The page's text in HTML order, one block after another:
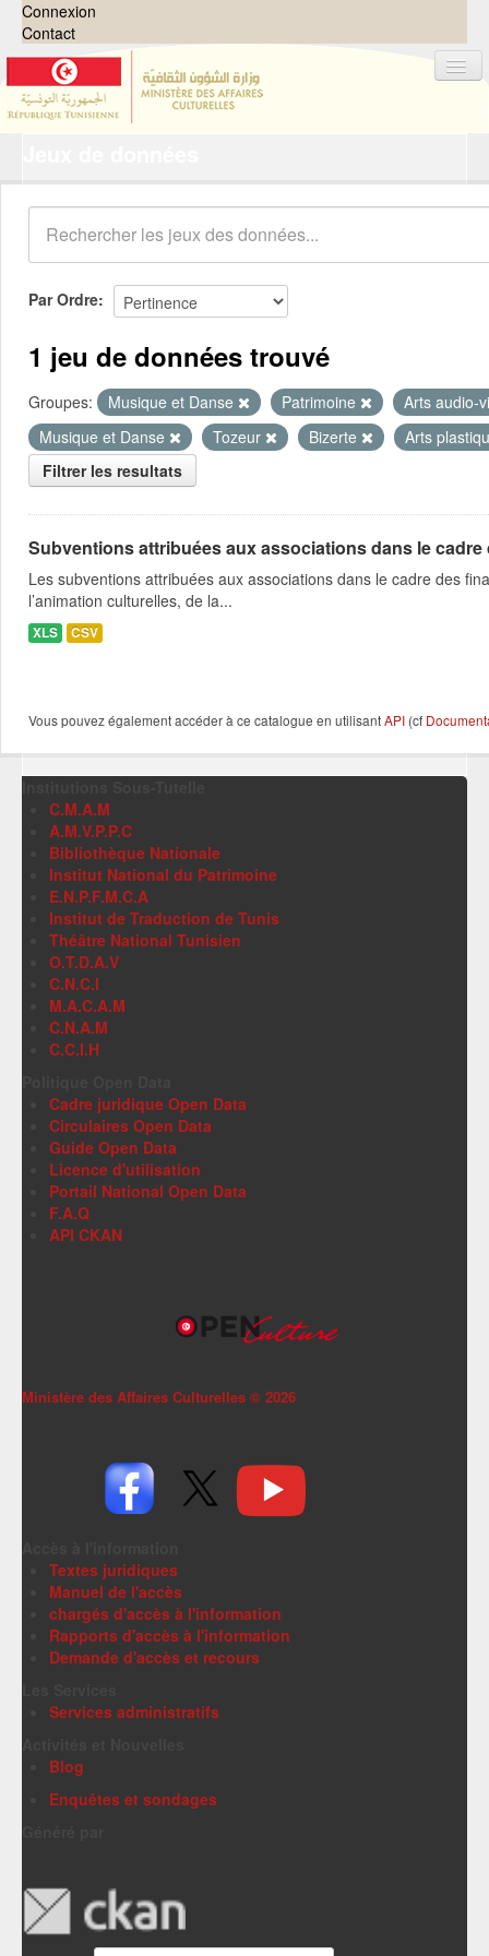
Connexion
Contact
Organisations
Groupes
Demandes 0
À propos
Par Ordre
1 jeu de données trouvé
Groupes: Musique et Danse Patrimoine
Arts audio-
Musique et Danse
Tozeur Bizerte
Arts
Filtrer les resultats
Subventions attribuées aux associations dans le
Les subventions attribuées aux associations dans le cadre des
l’animation culturelles, de la...
XLS CSV
Vous pouvez également accéder à ce catalogue en utilisantAPI (cf
C.M.A.M
A.M.V.P.P.C
Bibliothèque Nationale
Institut National du Patrimoine
E.N.P.F.M.C.A
Institut de Traduction de Tunis
Théâtre National Tunisien
O.T.D.A.V
C.N.C.I
M.A.C.A.M
C.N.A.M
C.C.I.H
Cadre juridique Open Data
Circulaires Open Data
Guide Open Data
Licence d'utilisation
Portail National Open Data
F.A.Q
API CKAN
Ministère des Affaires Culturelles © 2026
Textes juridiques
Manuel de l'accès
chargés d'accès à l'information
Rapports d'accès à l'information
Demande d'accès et recours
Services administratifs
Blog
Enquêtes et sondages